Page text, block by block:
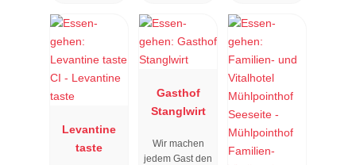
Levantine
taste
Gasthof
Stanglwirt
Wir machen
jedem Gast den